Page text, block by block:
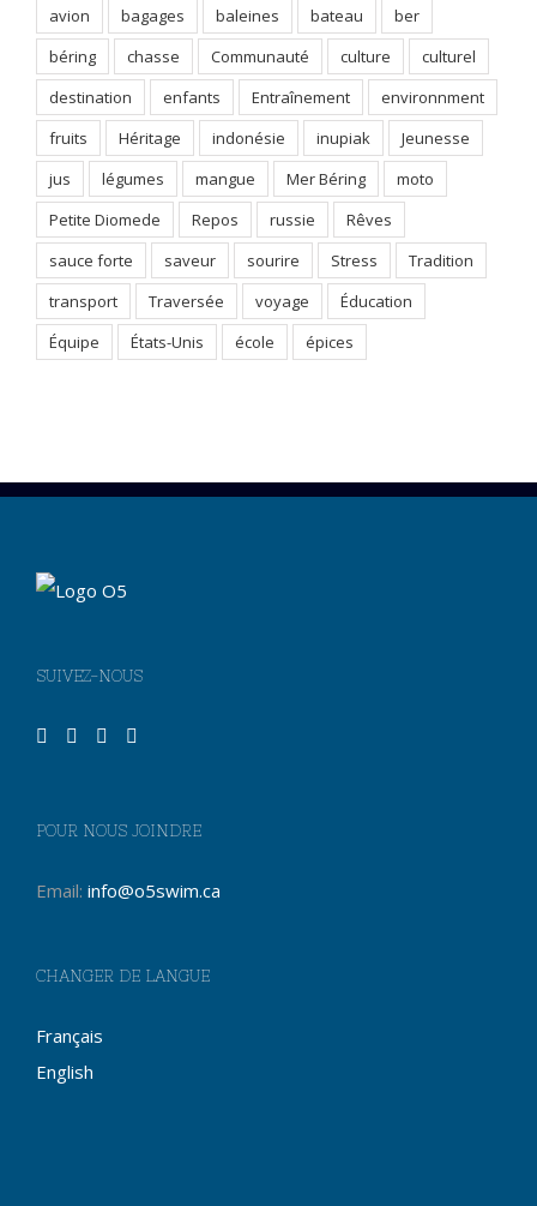
avion
bagages baleines bateau
ber
béring
chasse Communauté culture
culturel
destination
enfants Entraînement
environnment
fruits
Héritage indonésie inupiak
Jeunesse
jus
légumes mangue Mer Béring
moto
Petite Diomede
Repos russie
Rêves
sauce forte
saveur sourire Stress
Tradition
transport
Traversée voyage
Éducation
Équipe
États-Unis école épices
SUIVEZ-NOUS
POUR NOUS JOINDRE
Email: info@o5swim.ca
CHANGER DE LANGUE
Français
English